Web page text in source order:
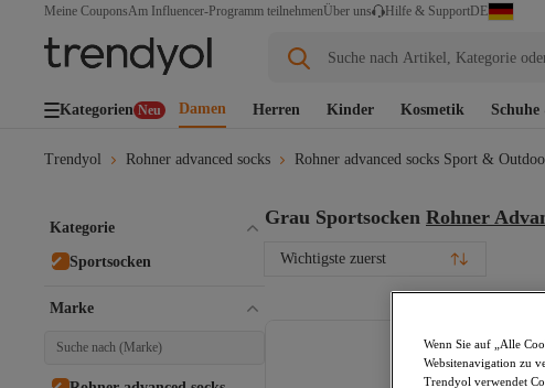
Meine CouponsAm Influencer-Programm teilnehmenÜber uns Hilfe & SupportDE
Suche nach Artikel, Kategorie
Kategorien Neu Damen Herren Kinder Kosmetik Schuhe
Trendyol Rohner advanced socks Rohner advanced socks Sport &
Grau Sportsocken Rohner
Wichtigste zuerst
Kategorie
Sportsocken
Marke
Wenn Sie auf „Alle
Websitenavigation zu
Trendyol verwendet